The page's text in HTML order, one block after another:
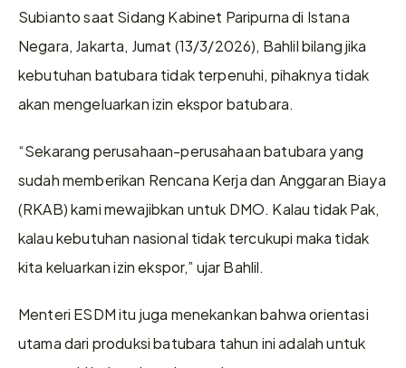
Subianto saat Sidang Kabinet Paripurna di Istana
Negara, Jakarta, Jumat (13/3/2026), Bahlil bilang jika
kebutuhan batubara tidak terpenuhi, pihaknya tidak
akan mengeluarkan izin ekspor batubara.
“Sekarang perusahaan-perusahaan batubara yang
sudah memberikan Rencana Kerja dan Anggaran Biaya
(RKAB) kami mewajibkan untuk DMO. Kalau tidak Pak,
kalau kebutuhan nasional tidak tercukupi maka tidak
kita keluarkan izin ekspor,” ujar Bahlil.
Menteri ESDM itu juga menekankan bahwa orientasi
utama dari produksi batubara tahun ini adalah untuk